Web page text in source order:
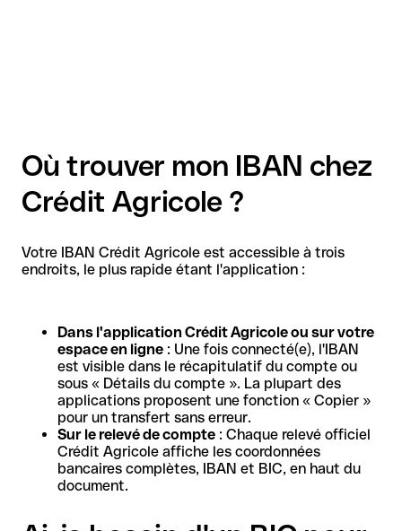
Où trouver mon IBAN chez
Crédit Agricole ?
Votre IBAN Crédit Agricole est accessible à trois
endroits, le plus rapide étant l'application :
Dans l'application Crédit Agricole ou sur votre
espace en ligne : Une fois connecté(e), l'IBAN
est visible dans le récapitulatif du compte ou
sous « Détails du compte ». La plupart des
applications proposent une fonction « Copier »
pour un transfert sans erreur.
Sur le relevé de compte : Chaque relevé officiel
Crédit Agricole affiche les coordonnées
bancaires complètes, IBAN et BIC, en haut du
document.